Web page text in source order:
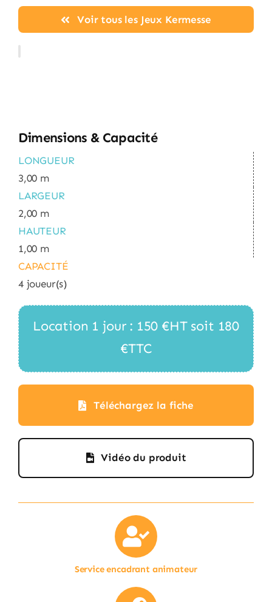
Voir tous les Jeux Kermesse
Dimensions & Capacité
LONGUEUR
3,00 m
LARGEUR
2,00 m
HAUTEUR
1,00 m
CAPACITÉ
4 joueur(s)
Location 1 jour : 150 €HT soit 180
€TTC
Téléchargez la fiche
Vidéo du produit
Service encadrant animateur